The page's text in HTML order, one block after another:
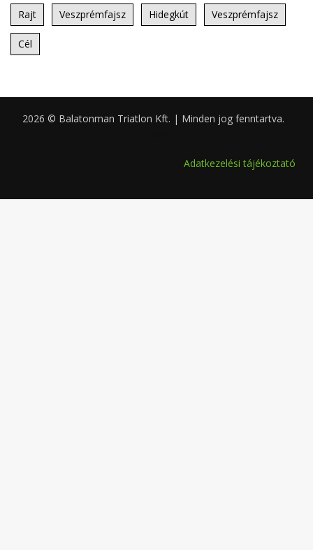
Rajt Veszprémfajsz Hidegkút Veszprémfajsz
Cél
2026 © Balatonman Triatlon Kft. | Minden jog fenntartva.
Adatkezelési tájékoztató